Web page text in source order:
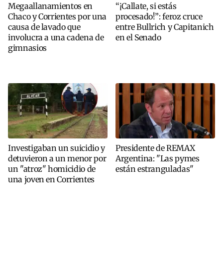
Megaallanamientos en
Chaco y Corrientes por una
causa de lavado que
involucra a una cadena de
gimnasios
“¡Callate, si estás
procesado!”: feroz cruce
entre Bullrich y Capitanich
en el Senado
Investigaban un suicidio y
detuvieron a un menor por
un "atroz" homicidio de
una joven en Corrientes
Presidente de REMAX
Argentina: "Las pymes
están estranguladas"